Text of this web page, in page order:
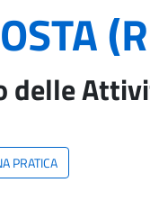
delle
PRATICA